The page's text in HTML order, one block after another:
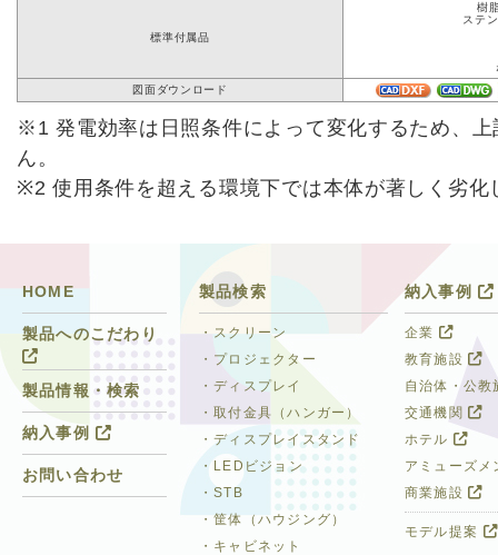
標準付属品
樹
ステ
図面ダウンロード
※1 発電効率は日照条件によって変化するため、
ん。
※2 使用条件を超える環境下では本体が著しく劣
HOME
製品へのこだわり
製品情報・検索
納入事例
お問い合わせ
納入事例
企業
教育施設
自治体・公教
交通機関
ホテル
アミューズ
商業施設
モデル提案
製品検索
・スクリーン
・プロジェクター
・ディスプレイ
・取付金具（ハンガー）
・ディスプレイスタンド
・LEDビジョン
・STB
・筐体（ハウジング）
・キャビネット